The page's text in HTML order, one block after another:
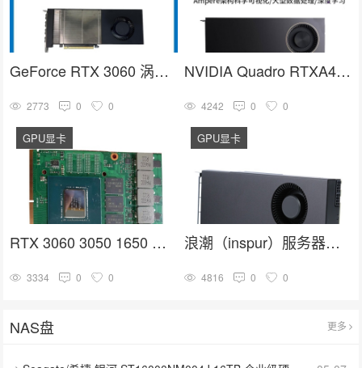
GeForce RTX 3060 涡轮显卡 英伟达30系列 NVIDIA GPU卡
2773 0 0
NVIDIA Quadro RTXA4000 16G GDDR6人工智能GPU专业图形显卡
4242 0 0
RTX 3060 3050 1650 MXM显卡 嵌入式GPU
GPU显卡
3334 0 0
浪潮（inspur）服务器兼容GPU显卡 英伟达RTX3080
GPU显卡
4816 0 0
NAS盘 更多